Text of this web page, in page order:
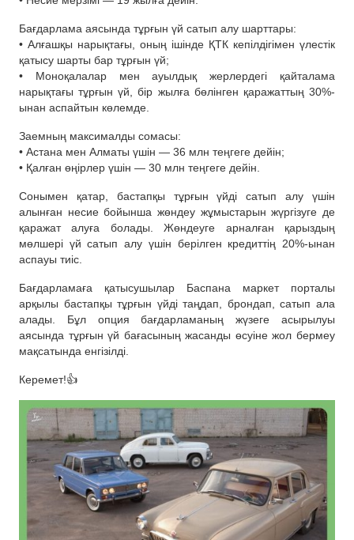
Бағдарлама аясында тұрғын үй сатып алу шарттары:
• Алғашқы нарықтағы, оның ішінде ҚТК кепілдігімен үлестік
қатысу шарты бар тұрғын үй;
• Моноқалалар мен ауылдық жерлердегі қайталама
нарықтағы тұрғын үй, бір жылға бөлінген қаражаттың 30%-
ынан аспайтын көлемде.
Заемның максималды сомасы:
• Астана мен Алматы үшін — 36 млн теңгеге дейін;
• Қалған өңірлер үшін — 30 млн теңгеге дейін.
Сонымен қатар, бастапқы тұрғын үйді сатып алу үшін
алынған несие бойынша жөндеу жұмыстарын жүргізуге де
қаражат алуға болады. Жөндеуге арналған қарыздың
мөлшері үй сатып алу үшін берілген кредиттің 20%-ынан
аспауы тиіс.
Бағдарламаға қатысушылар Баспана маркет порталы
арқылы бастапқы тұрғын үйді таңдап, брондап, сатып ала
алады. Бұл опция бағдарламаның жүзеге асырылуы
аясында тұрғын үй бағасының жасанды өсуіне жол бермеу
мақсатында енгізілді.
Керемет!👍